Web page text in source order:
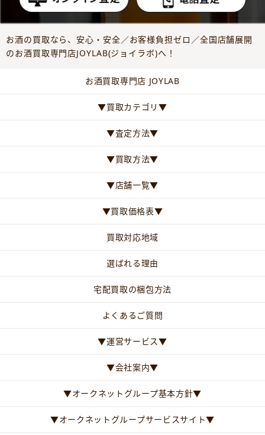
お酒の買取なら、安心・安全／お客様負担ゼロ／全国店舗展開
のお酒買取専門店JOYLAB(ジョイラボ)へ！
お酒買取専門店 JOYLAB
▼買取カテゴリ▼
▼査定方法▼
▼買取方法▼
▼店舗一覧▼
▼買取価格表▼
買取対応地域
選ばれる理由
宅配買取の梱包方法
よくあるご質問
▼運営サービス▼
▼会社案内▼
▼オークネットグループ基本方針▼
▼オークネットグループサービスサイト▼